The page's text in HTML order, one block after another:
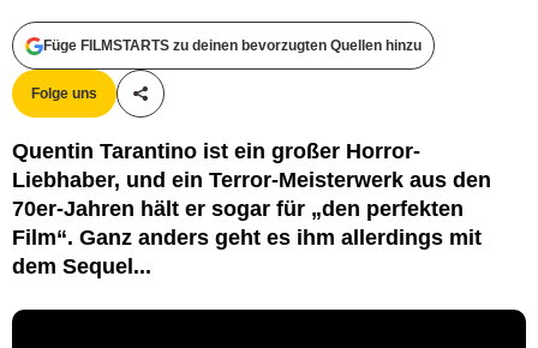
Füge FILMSTARTS zu deinen bevorzugten Quellen hinzu
Folge uns
Teile diesen Artikel
Quentin Tarantino ist ein großer Horror-
Liebhaber, und ein Terror-Meisterwerk aus den
70er-Jahren hält er sogar für „den perfekten
Film“. Ganz anders geht es ihm allerdings mit
dem Sequel...